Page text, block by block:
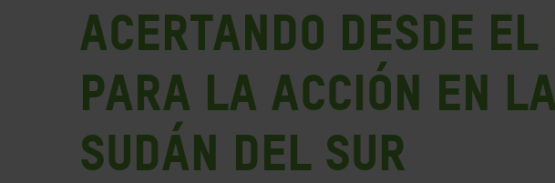
Acertando desde
para la acción en
Sudán del Sur